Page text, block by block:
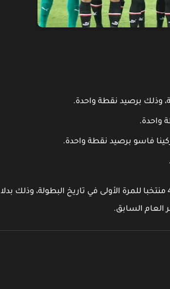
وذلك برصيد نقطة واحدة.
واحدة.
فاسو برصيد نقطة واحدة.
ومن المقرر أن يقام كأس العالم القادم لسنة 2026 بمشاركة 48 منتخبا للمرة الأولى في تاريخ البطولة، وذلك بدلا